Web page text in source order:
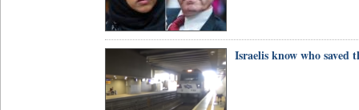
Israelis know who